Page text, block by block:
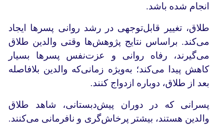
انجام ‌شده باشد.
طلاق، تغییر قابل‌توجهی در رشد روانی پسرها ایجاد
می‌کند. براساس نتایج پژوهش‌ها وقتی والدین طلاق
می‌گیرند، رفاه روانی و عزت‌نفس پسرها بسیار
کاهش پیدا می‌کند؛ به‌‌ویژه زمانی‌که والدین بلافاصله
بعد از طلاق، دوباره ازدواج کنند.
پسرانی که در دوران پیش‌دبستانی، شاهد طلاق
والدین هستند، بیشتر پرخاش‌گری و نافرمانی می‌کنند.